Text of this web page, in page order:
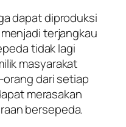
dapat diproduksi
terjangkau
tidak lagi
masyarakat
dari setiap
merasakan
bersepeda.